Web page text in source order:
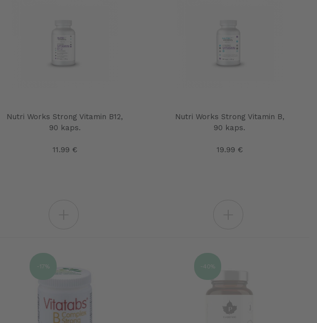
Nutri Works Strong Vitamin B12,
90 kaps.
11.99 €
Nutri Works Strong Vitamin B,
90 kaps.
19.99 €
-17% -40%